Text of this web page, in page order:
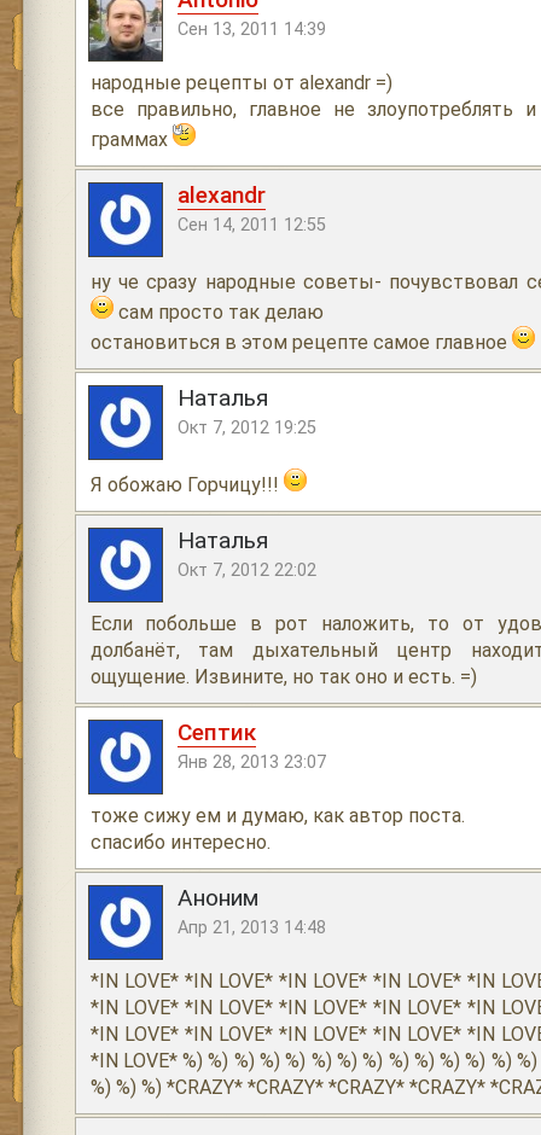
Сен 13, 2011 14:39
народные рецепты от alexandr =)
все правильно, главное не злоупотреблять
граммах
alexandr
Сен 14, 2011 12:55
ну че сразу народные советы- почувствовал
сам просто так делаю
остановиться в этом рецепте самое главное
Наталья
Окт 7, 2012 19:25
Я обожаю Горчицу!!!
Наталья
Окт 7, 2012 22:02
Если побольше в рот наложить, то от
долбанёт, там дыхательный центр
ощущение. Извините, но так оно и есть. =)
Септик
Янв 28, 2013 23:07
тоже сижу ем и думаю, как автор поста.
спасибо интересно.
Аноним
Апр 21, 2013 14:48
*IN LOVE* *IN LOVE* *IN LOVE* *IN LOVE* *IN
*IN LOVE* *IN LOVE* *IN LOVE* *IN LOVE* *IN
*IN LOVE* *IN LOVE* *IN LOVE* *IN LOVE* *IN
*IN LOVE* %) %) %) %) %) %) %) %) %) %) %) %) %)
%) %) %) *CRAZY* *CRAZY* *CRAZY* *CRAZY*